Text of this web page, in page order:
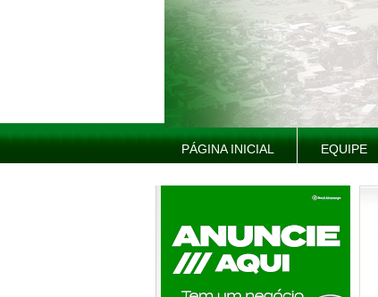
PÁGINA INICIAL EQUIPE